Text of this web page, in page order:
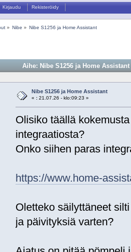
Kirjaudu Rekisteröidy
» Nibe » Nibe S1256 ja Home Assistant
Aihe: Nibe S1256 ja Home
Nibe S1256 ja Home Assistant
« :21.07.26 - klo:09:23 »
Olisiko täällä
integraatiosta?
Onko siihen paras
https://www.home-
Oletteko säilyttäneet
ja päivityksiä varten?